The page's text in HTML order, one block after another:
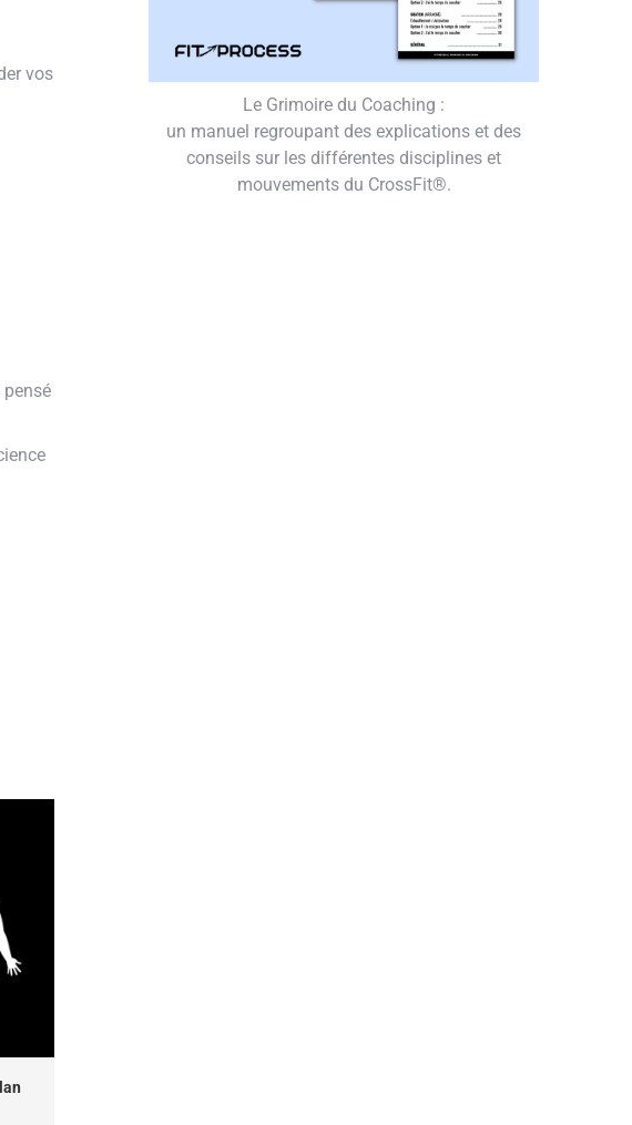
vos
Le Grimoire du Coaching :
un manuel regroupant des explications et des
conseils sur les différentes disciplines et
mouvements du CrossFit®.